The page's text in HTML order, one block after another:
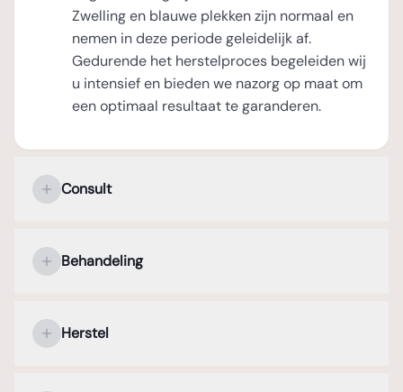
Zwelling en blauwe plekken zijn normaal en
nemen in deze periode geleidelijk af.
Gedurende het herstelproces begeleiden wij
u intensief en bieden we nazorg op maat om
een optimaal resultaat te garanderen.
Consult
plastisch chirurg
chirurg centraal. In een open en
Behandeling
Een bovenooglidcorrectie wordt uitgevoerd
Herstel